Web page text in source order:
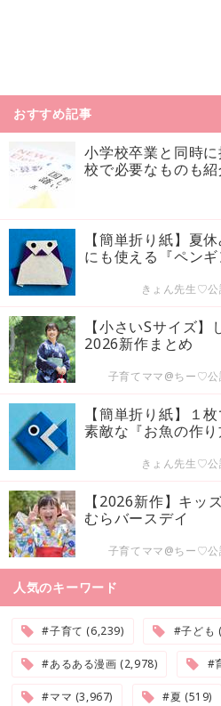
おすすめ記事
小学校卒業と同時
校で必要なものも紹
【簡単折り紙】夏
にも使える『ペンギ
きょん先生♡公
【小さいSサイズ
2026新作まとめ
子育てママ@ちー♡公
【簡単折り紙】１
素敵な『お魚の作り
きょん先生♡公
【2026新作】キッ
むらバースデイ
子育てママ@ちー♡公
人気のキーワード
#子育て (6,239) #子ども
#あるある漫画 (2,978) #
#ママ (3,967) #夏 (519)